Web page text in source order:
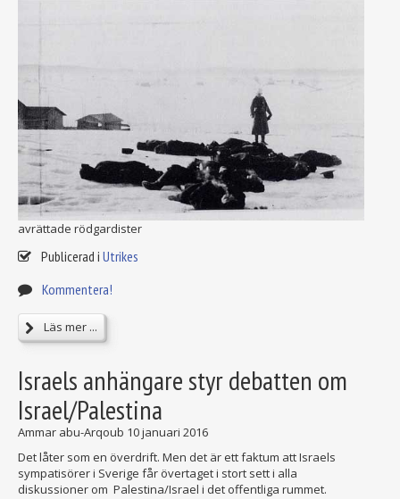
avrättade rödgardister
Publicerad i Utrikes
Kommentera!
Läs mer ...
Israels anhängare styr debatten om
Israel/Palestina
Ammar abu-Arqoub 10 januari 2016
Det låter som en överdrift. Men det är ett faktum att Israels
sympatisörer i Sverige får övertaget i stort sett i alla
diskussioner om Palestina/Israel i det offentliga rummet.